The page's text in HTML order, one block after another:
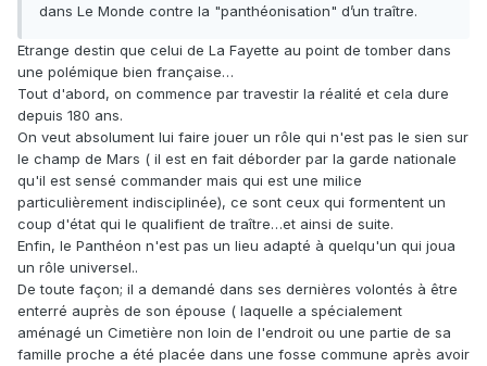
dans Le Monde contre la "panthéonisation" d’un traître.
Etrange destin que celui de La Fayette au point de tomber dans
une polémique bien française…
Tout d'abord, on commence par travestir la réalité et cela dure
depuis 180 ans.
On veut absolument lui faire jouer un rôle qui n'est pas le sien sur
le champ de Mars ( il est en fait déborder par la garde nationale
qu'il est sensé commander mais qui est une milice
particulièrement indisciplinée), ce sont ceux qui formentent un
coup d'état qui le qualifient de traître…et ainsi de suite.
Enfin, le Panthéon n'est pas un lieu adapté à quelqu'un qui joua
un rôle universel..
De toute façon; il a demandé dans ses dernières volontés à être
enterré auprès de son épouse ( laquelle a spécialement
aménagé un Cimetière non loin de l'endroit ou une partie de sa
famille proche a été placée dans une fosse commune après avoir